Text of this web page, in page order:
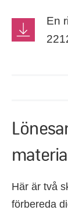
En
Här är två
förbereda